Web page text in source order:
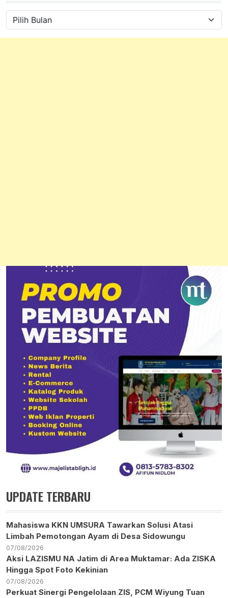
Arsip
UPDATE TERBARU
Mahasiswa KKN UMSURA Tawarkan Solusi Atasi
Limbah Pemotongan Ayam di Desa Sidowungu
07/08/2026
Aksi LAZISMU NA Jatim di Area Muktamar: Ada ZISKA
Hingga Spot Foto Kekinian
07/08/2026
Perkuat Sinergi Pengelolaan ZIS, PCM Wiyung Tuan